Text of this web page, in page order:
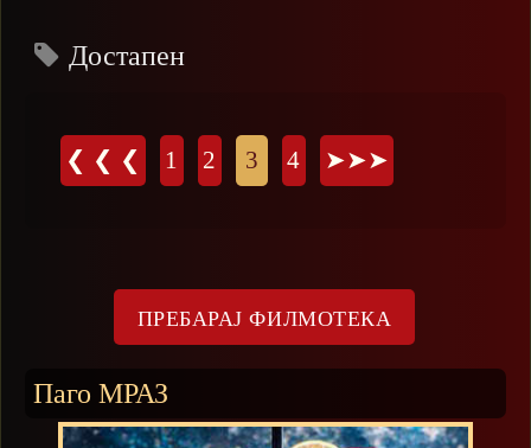
Достапен
❮ ❮ ❮ 1 2 3 4 ➤➤➤
Паго МРАЗ